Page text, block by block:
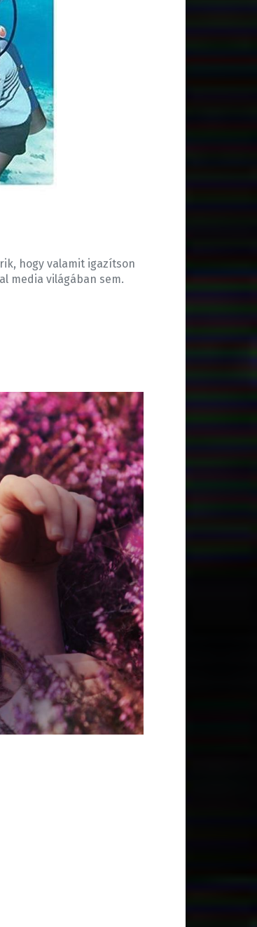
hogy valamit igazítson
media világában sem.